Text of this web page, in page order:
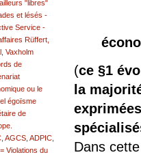
(ce §1
la
Dans
"libres"
et lésés -
Service -
Rüffert,
Vaxholm
de
ou le
égoïsme
de
AGCS, ADPIC,
Violations du